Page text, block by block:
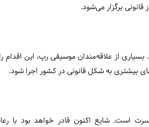
برگزار می‌شود.
از علاقه‌مندان موسیقی رپ، این اقدام
بیشتری به شکل قانونی در کشور اجرا شود.
است. شایع اکنون قادر خواهد بود با